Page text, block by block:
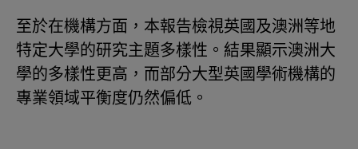
至於在機構方面，本報告檢視英國及澳洲等地
特定大學的研究主題多樣性。結果顯示澳洲大
學的多樣性更高，而部分大型英國學術機構的
專業領域平衡度仍然偏低。